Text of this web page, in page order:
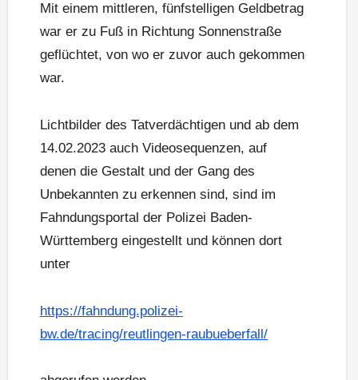
Mit einem mittleren, fünfstelligen Geldbetrag
war er zu Fuß in Richtung Sonnenstraße
geflüchtet, von wo er zuvor auch gekommen
war.
Lichtbilder des Tatverdächtigen und ab dem
14.02.2023 auch Videosequenzen, auf
denen die Gestalt und der Gang des
Unbekannten zu erkennen sind, sind im
Fahndungsportal der Polizei Baden-
Württemberg eingestellt und können dort
unter
https://fahndung.polizei-
bw.de/tracing/reutlingen-raubueberfall/